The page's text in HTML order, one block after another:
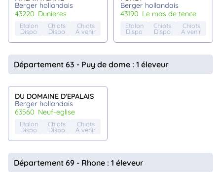
Berger hollandais
43220
dunieres
Etalon
Dispo
Chiots
Dispo
Chiots
A venir
Berger hollandais
43190
le mas de tence
Etalon
Dispo
Chiots
Dispo
Chiots
A venir
Département 63 - Puy de dome : 1 éleveur
DU DOMAINE D'EPALAIS
Berger hollandais
63560
neuf-eglise
Etalon
Dispo
Chiots
Dispo
Chiots
A venir
Département 69 - Rhone : 1 éleveur